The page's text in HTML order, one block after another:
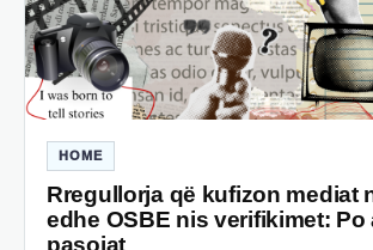
HOME
Rregullorja që kufizon mediat
edhe OSBE nis verifikimet: Po
pasojat